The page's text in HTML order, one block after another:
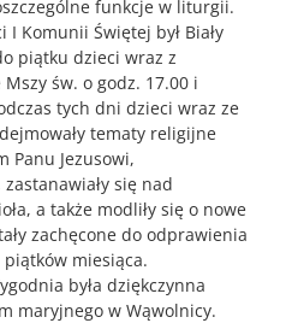
funkcje w liturgii.
I Komunii Świętej był Biały
piątku dzieci wraz z
św. o godz. 17.00 i
tych dni dzieci wraz ze
tematy religijne
Panu Jezusowi,
się nad
a także modliły się o nowe
zachęcone do odprawienia
miesiąca.
była dziękczynna
maryjnego w Wąwolnicy.